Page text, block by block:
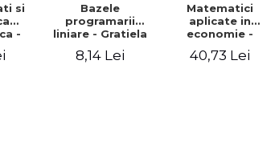
si
-
Bazele
programarii
liniare - Gratiela
Mihaela Mihaila
8,14 Lei
Matematici
aplicate in
economie -
40,73 Lei